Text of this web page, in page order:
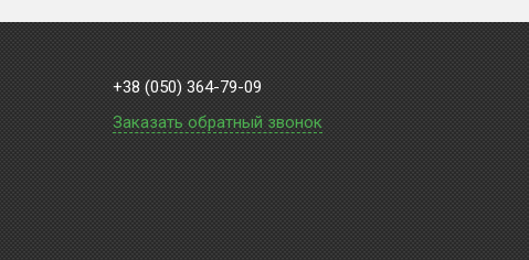
+38 (050) 364-79-09
Заказать обратный звонок